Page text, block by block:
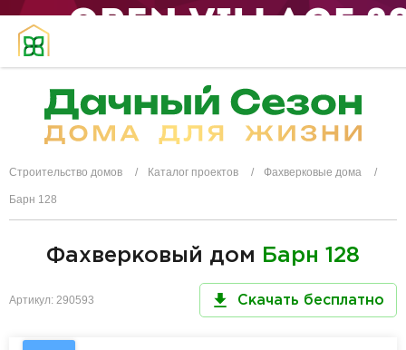
Строительство домов Каталог проектов Фахверковые дома
Барн 128
Фахверковый дом Барн 128
Артикул: 290593 Скачать бесплатно